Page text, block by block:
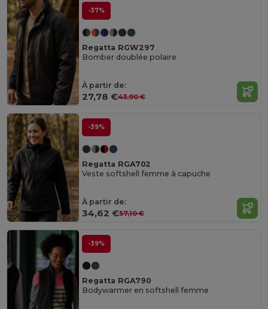
-37%
Regatta RGW297
Bomber doublée polaire
À partir de:
27,78 €43,90 €
-39%
Regatta RGA702
Veste softshell femme à capuche
À partir de:
34,62 €57,10 €
-39%
Regatta RGA790
Bodywarmer en softshell femme